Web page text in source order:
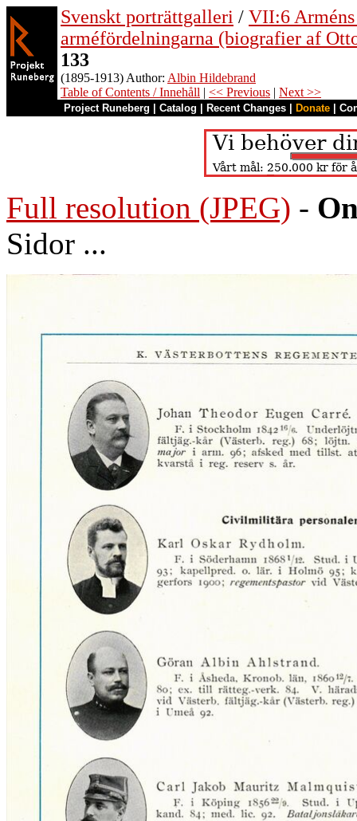
Svenskt porträttgalleri / VII:6
arméfördelningarna (biografier af
133
(1895-1913) Author: Albin Hildebrand
Table of Contents / Innehåll | << Previous | Next >>
Project Runeberg Catalog Recent Changes Donate
Full resolution (JPEG) -
Sidor ...